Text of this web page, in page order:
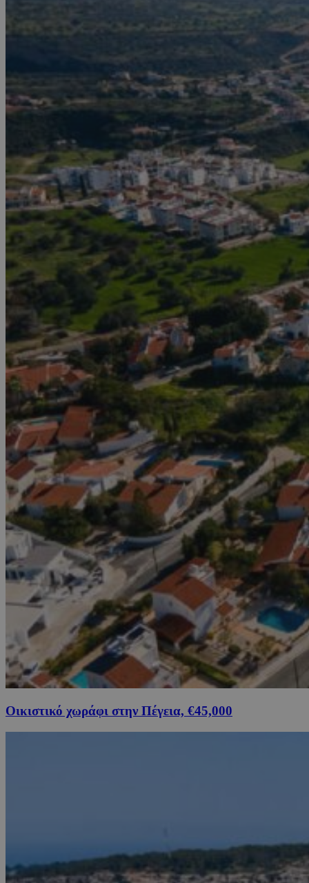
Οικιστικό χωράφι στην Πέγεια, €45,000